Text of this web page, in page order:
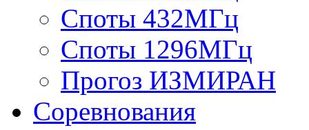
Споты 432МГц
Споты 1296МГц
Прогоз ИЗМИРАН
Соревнования